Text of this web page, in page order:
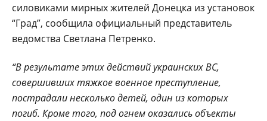
силовиками мирных жителей Донецка из установок
“Град”, сообщила официальный представитель
ведомства Светлана Петренко.
“В результате этих действий украинских ВС,
совершивших тяжкое военное преступление,
пострадали несколько детей, один из которых
погиб. Кроме того, под огнем оказались объекты